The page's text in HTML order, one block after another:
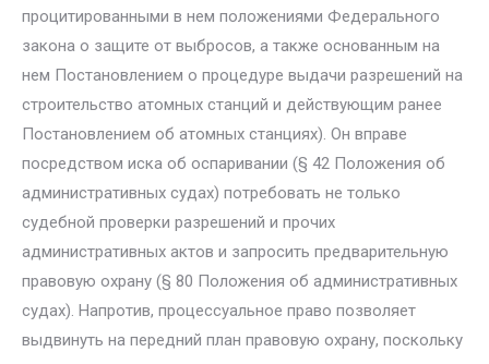
процитированными в нем положе­ниями Федерального
закона о защите от выбросов, а также основанным на
нем Постановлением о процедуре выдачи разрешений на
строитель­ство атомных станций и действующим ранее
Постановлением об атомных станциях). Он вправе
посредством иска об оспаривании (§ 42 Положения об
административных судах) потребовать не только
судебной проверки разрешений и прочих
административных актов и запросить предвари­тельную
правовую охрану (§ 80 Положения об административных
судах). Напротив, процессуальное право позволяет
выдвинуть на передний план правовую охрану, поскольку